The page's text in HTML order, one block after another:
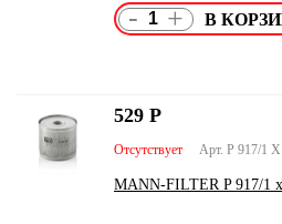
- +
Арт. P 917/1 X
Отсутствует
MANN-FILTER P 917/1
529 Р